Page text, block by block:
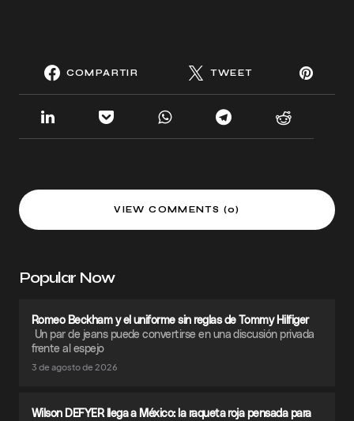
COMPARTIR TWEET
VIEW COMMENTS (0)
Popular Now
Romeo Beckham y el uniforme sin reglas de Tommy Hilfiger
Un par de jeans puede convertirse en una discusión privada
frente al espejo
3 de agosto de 2026
Wilson DEFYER llega a México: la raqueta roja pensada para